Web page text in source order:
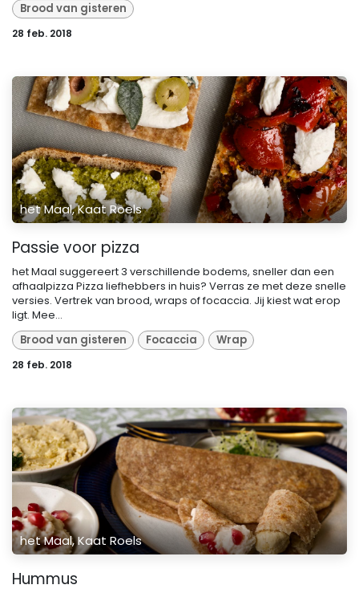
Brood van gisteren
28 feb. 2018
het Maal, Kaat Roels
Passie voor pizza
het Maal suggereert 3 verschillende bodems, sneller dan een
afhaalpizza Pizza liefhebbers in huis? Verras ze met deze snelle
versies. Vertrek van brood, wraps of focaccia. Jij kiest wat erop
ligt. Mee...
Brood van gisteren
Focaccia Wrap
28 feb. 2018
het Maal, Kaat Roels
Hummus